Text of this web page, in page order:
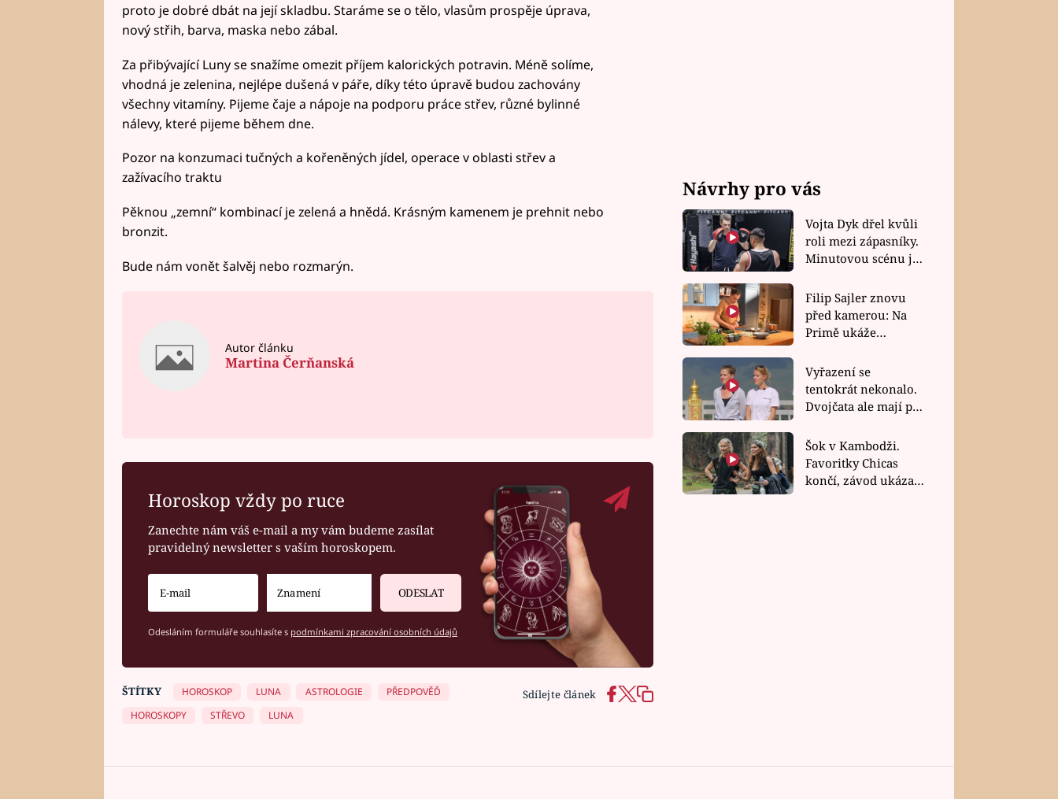
proto je dobré dbát na její skladbu. Staráme se o tělo, vlasům prospěje úprava,
nový střih, barva, maska nebo zábal.
Za přibývající Luny se snažíme omezit příjem kalorických potravin. Méně solíme,
vhodná je zelenina, nejlépe dušená v páře, díky této úpravě budou zachovány
všechny vitamíny. Pijeme čaje a nápoje na podporu práce střev, různé bylinné
nálevy, které pijeme během dne.
Pozor na konzumaci tučných a kořeněných jídel, operace v oblasti střev a
zažívacího traktu
Pěknou „zemní“ kombinací je zelená a hnědá. Krásným kamenem je prehnit nebo
bronzit.
Bude nám vonět šalvěj nebo rozmarýn.
Autor článku
Martina Čerňanská
Horoskop vždy po ruce
Zanechte nám váš e-mail a my vám budeme zasílat
pravidelný newsletter s vaším horoskopem.
ODESLAT
Odesláním formuláře souhlasíte s podmínkami zpracování osobních údajů
Sdílejte článek
ŠTÍTKY HOROSKOP LUNA ASTROLOGIE
PŘEDPOVĚĎ
HOROSKOPY
STŘEVO LUNA
Návrhy pro vás
Vojta Dyk dřel kvůli
roli mezi zápasníky.
Minutovou scénu jel
Filip Sajler znovu
před kamerou: Na
Primě ukáže
rychlé recepty
Vyřazení se
tentokrát nekonalo.
Dvojčata ale mají po
závodu nůž na krku
Šok v Kambodži.
Favoritky Chicas
končí, závod ukázal